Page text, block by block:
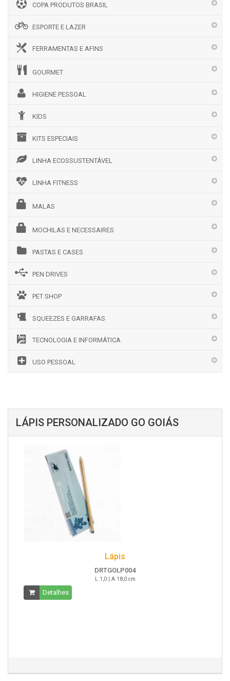
COPA PRODUTOS BRASIL
ESPORTE E LAZER
FERRAMENTAS E AFINS
GOURMET
HIGIENE PESSOAL
KIDS
KITS ESPECIAIS
LINHA ECOSSUSTENTÁVEL
LINHA FITNESS
MALAS
MOCHILAS E NECESSAIRES
PASTAS E CASES
PEN DRIVES
PET SHOP
SQUEEZES E GARRAFAS
TECNOLOGIA E INFORMÁTICA
USO PESSOAL
LÁPIS PERSONALIZADO GO GOIÁS
Lápis
DRTGOLP004
L 1,0 | A 18,0 cm
Detalhes